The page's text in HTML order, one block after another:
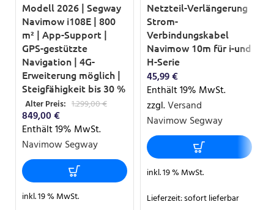
Modell 2026 | Segway
Navimow i108E | 800
m² | App-Support |
GPS-gestützte
Navigation | 4G-
Erweiterung möglich |
Steigfähigkeit bis 30 %
Alter Preis: 1.299,00€
849,00€
Enthält 19% MwSt.
Navimow Segway
inkl. 19 % MwSt.
Netzteil-Verlängerung
Strom-
Verbindungskabel
Navimow 10m für i-und
H-Serie
45,99€
Enthält 19% MwSt.
zzgl.Versand
Navimow Segway
inkl. 19 % MwSt.
Lieferzeit:sofort lieferbar